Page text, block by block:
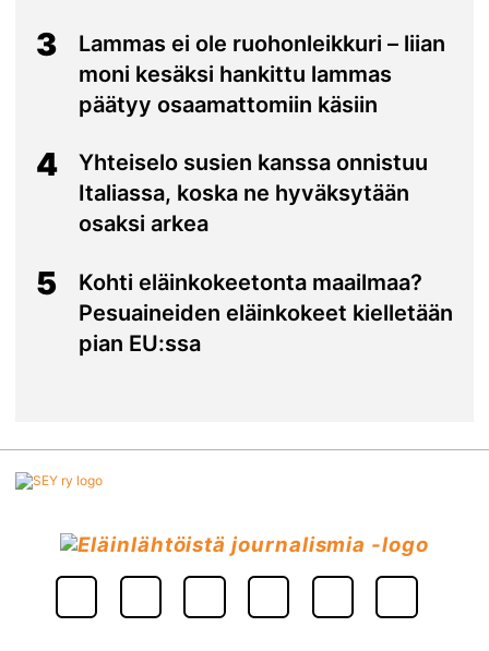
3
Lammas ei ole ruohonleikkuri – liian
moni kesäksi hankittu lammas
päätyy osaamattomiin käsiin
4
Yhteiselo susien kanssa onnistuu
Italiassa, koska ne hyväksytään
osaksi arkea
5
Kohti eläinkokeetonta maailmaa?
Pesuaineiden eläinkokeet kielletään
pian EU:ssa